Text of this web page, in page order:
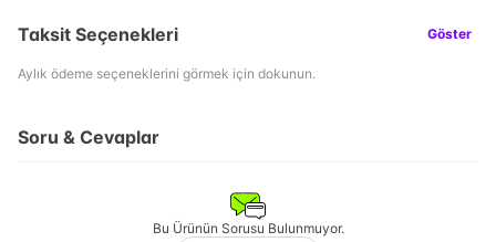
Taksit Seçenekleri Göster
Aylık ödeme seçeneklerini görmek için dokunun.
Soru & Cevaplar
Bu Ürünün Sorusu Bulunmuyor.